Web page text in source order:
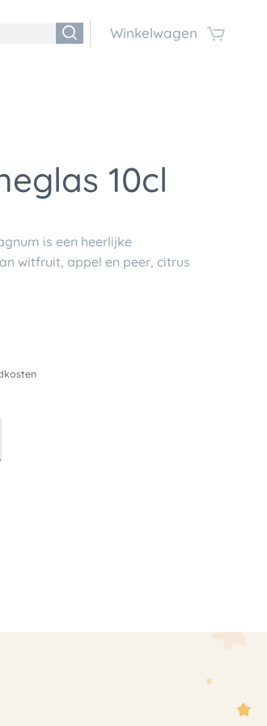
Winkelwagen
10cl
is een heerlijke
witfruit, appel en peer, citrus